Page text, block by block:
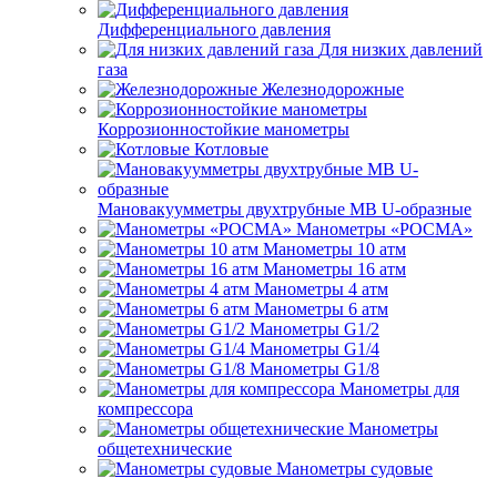
Дифференциального давления
Для низких давлений
газа
Железнодорожные
Коррозионностойкие манометры
Котловые
Мановакуумметры двухтрубные МВ U-образные
Манометры «РОСМА»
Манометры 10 атм
Манометры 16 атм
Манометры 4 атм
Манометры 6 атм
Манометры G1/2
Манометры G1/4
Манометры G1/8
Манометры для
компрессора
Манометры
общетехнические
Манометры судовые